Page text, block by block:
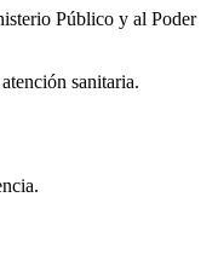
Público y al Poder
sanitaria.